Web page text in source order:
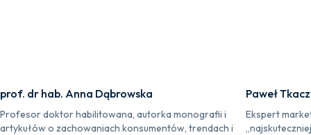
prof. dr hab. Anna Dąbrowska
Profesor doktor habilitowana, autorka monografii i
artykułów o zachowaniach konsumentów, trendach i
Paweł
Ekspert